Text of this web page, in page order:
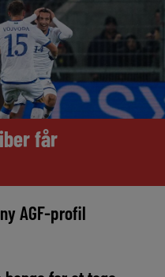
får
AGF-profil